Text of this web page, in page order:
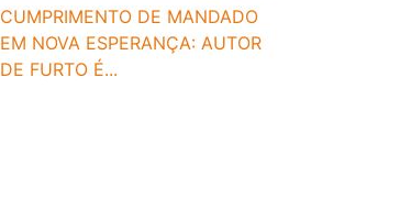
CUMPRIMENTO DE MANDADO
EM NOVA ESPERANÇA: AUTOR
DE FURTO É...